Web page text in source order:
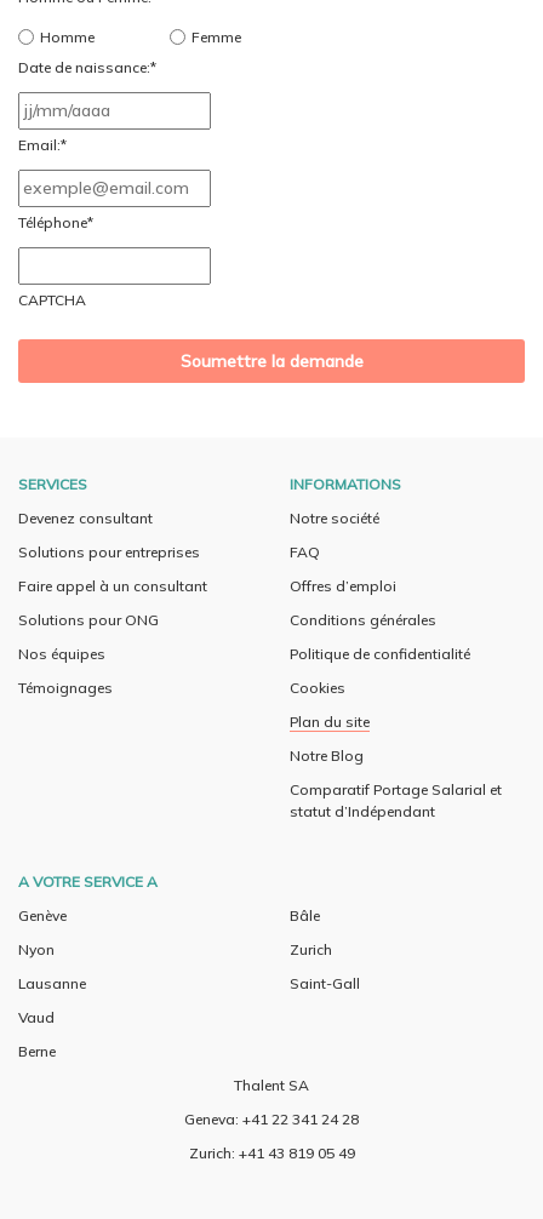
Homme
Femme
Date de naissance:*
slash
MM
Email:*
Téléphone*
CAPTCHA
SERVICES
Devenez consultant
Solutions pour entreprises
Faire appel à un consultant
Solutions pour ONG
Nos équipes
Témoignages
INFORMATIONS
Notre société
FAQ
Offres d’emploi
Conditions générales
Politique de confidentialité
Cookies
Plan du site
Notre Blog
Comparatif Portage Salarial et
statut d’Indépendant
A VOTRE SERVICE A
Genève
Nyon
Lausanne
Vaud
Berne
Bâle
Zurich
Saint-Gall
Thalent SA
Geneva: +41 22 341 24 28
Zurich: +41 43 819 05 49